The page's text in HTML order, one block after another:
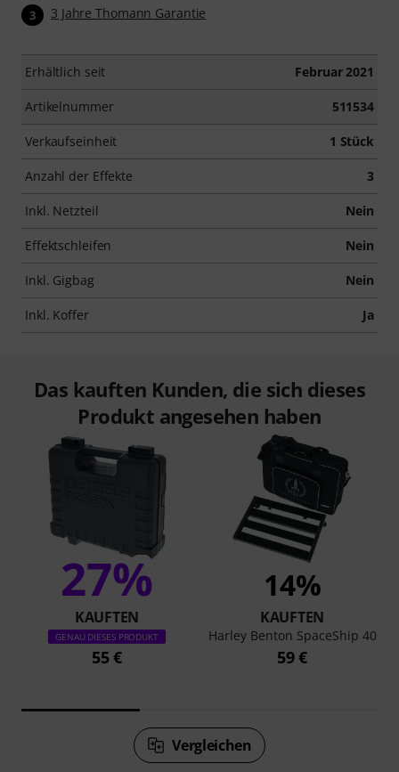
3 3 Jahre Thomann Garantie
Erhältlich seit Februar 2021
Artikelnummer 511534
Verkaufseinheit 1 Stück
Anzahl der Effekte 3
Inkl. Netzteil Nein
Effektschleifen Nein
Inkl. Gigbag Nein
Inkl. Koffer Ja
Das kauften Kunden, die sich dieses
Produkt angesehen haben
27%
KAUFTEN
GENAU DIESES PRODUKT
55 €
14%
KAUFTEN
Harley Benton SpaceShip 40
59 €
Vergleichen